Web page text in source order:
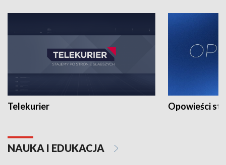
Telekurier Opowieści
NAUKA I EDUKACJA